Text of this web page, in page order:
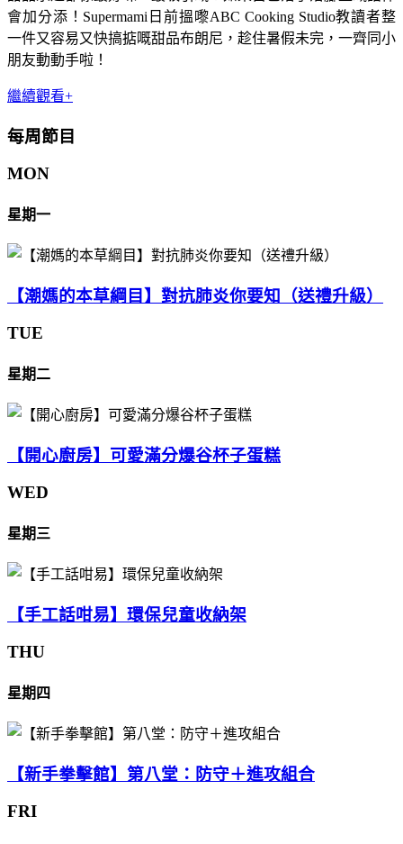
會加分添！Supermami日前搵嚟ABC Cooking Studio教讀者整
一件又容易又快搞掂嘅甜品布朗尼，趁住暑假未完，一齊同小
朋友動動手啦！
繼續觀看+
每周節目
MON
星期一
【潮媽的本草綱目】對抗肺炎你要知（送禮升級）
TUE
星期二
【開心廚房】可愛滿分爆谷杯子蛋糕
WED
星期三
【手工話咁易】環保兒童收納架
THU
星期四
【新手拳擊館】第八堂：防守＋進攻組合
FRI